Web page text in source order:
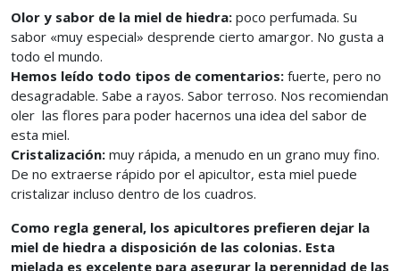
Olor y sabor de la miel de hiedra: poco perfumada. Su
sabor «muy especial» desprende cierto amargor. No gusta a
todo el mundo.
Hemos leído todo tipos de comentarios: fuerte, pero no
desagradable. Sabe a rayos. Sabor terroso. Nos recomiendan
oler las flores para poder hacernos una idea del sabor de
esta miel.
Cristalización: muy rápida, a menudo en un grano muy fino.
De no extraerse rápido por el apicultor, esta miel puede
cristalizar incluso dentro de los cuadros.
Como regla general, los apicultores prefieren dejar la
miel de hiedra a disposición de las colonias. Esta
mielada es excelente para asegurar la perennidad de las